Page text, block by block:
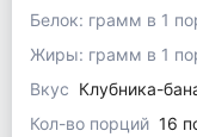
Белок: грамм в 1
Жиры: грамм в 1
Вкус Клубника-
Кол-во порций 16